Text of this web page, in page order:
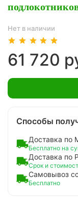
Нет в наличии
61 720
Способы
Доставка по
Бесплатно на
Доставка по
Срок и
Самовывоз
Бесплатно